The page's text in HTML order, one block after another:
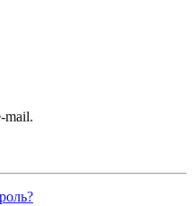
mail.